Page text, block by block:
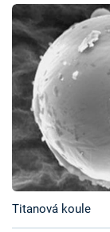
Témata
Pořady
TV Program
Časopis
Sledujte
Titanová koule